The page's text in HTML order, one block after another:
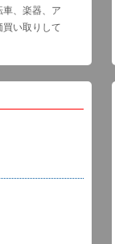
、楽器、ア
い取りして